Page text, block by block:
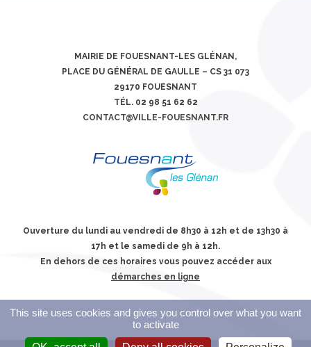
MAIRIE DE FOUESNANT-LES GLÉNAN,
PLACE DU GÉNÉRAL DE GAULLE – CS 31 073
29170 FOUESNANT
TÉL. 02 98 51 62 62
CONTACT@VILLE-FOUESNANT.FR
Ouverture du lundi au vendredi de 8h30 à 12h et de 13h30 à
17h et le samedi de 9h à 12h.
En dehors de ces horaires vous pouvez accéder aux
démarches en ligne
This site uses cookies and gives you control over what you want
to activate